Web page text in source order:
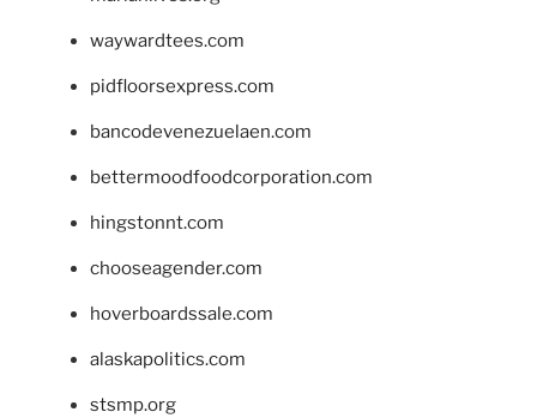
waywardtees.com
pidfloorsexpress.com
bancodevenezuelaen.com
bettermoodfoodcorporation.com
hingstonnt.com
chooseagender.com
hoverboardssale.com
alaskapolitics.com
stsmp.org